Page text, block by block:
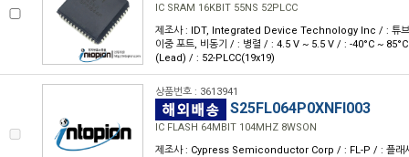
IC SRAM 16KBIT 55NS 52PLCC
제조사 : IDT, Integrated Device Technology Inc / : 튜
이중 포트, 비동기 / : 병렬 / : 4.5 V ~ 5.5 V / : -40°C ~
(Lead) / : 52-PLCC(19x19)
상품번호 : 3613941
S25FL064P0XNFI003
IC FLASH 64MBIT 104MHZ 8WSON
제조사 : Cypress Semiconductor Corp / : FL-P / : 플래